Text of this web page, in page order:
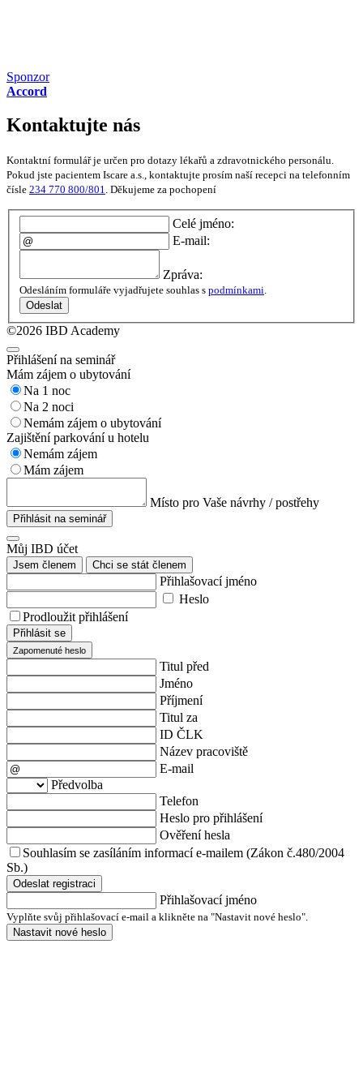
Sponzor
Accord
Kontaktujte nás
Kontaktní formulář je určen pro dotazy lékařů a zdravotnického personálu.
Pokud jste pacientem Iscare a.s., kontaktujte prosím naší recepci na telefonním
čísle 234 770 800/801. Děkujeme za pochopení
Celé jméno:
E-mail:
Zpráva:
Odesláním formuláře vyjadřujete souhlas s podmínkami
Odeslat
©2026 IBD Academy
Přihlášení na seminář
Mám zájem o ubytování
Na 1 noc
Na 2 noci
Nemám zájem o ubytování
Zajištění parkování u hotelu
Nemám zájem
Mám zájem
Místo pro Vaše návrhy / postřehy
Přihlásit na seminář
Můj IBD účet
Jsem členem Chci se stát členem
Přihlašovací jméno
Heslo
Prodloužit přihlášení
Přihlásit se
Zapomenuté heslo
Titul před
Jméno
Příjmení
Titul za
ID ČLK
Název pracoviště
E-mail
Předvolba
Telefon
Heslo pro přihlášení
Ověření hesla
Souhlasím se zasíláním informací e-mailem (Zákon č.480/2004
Sb.)
Odeslat registraci
Přihlašovací jméno
Vyplňte svůj přihlašovací e-mail a klikněte na "Nastavit nové heslo".
Nastavit nové heslo